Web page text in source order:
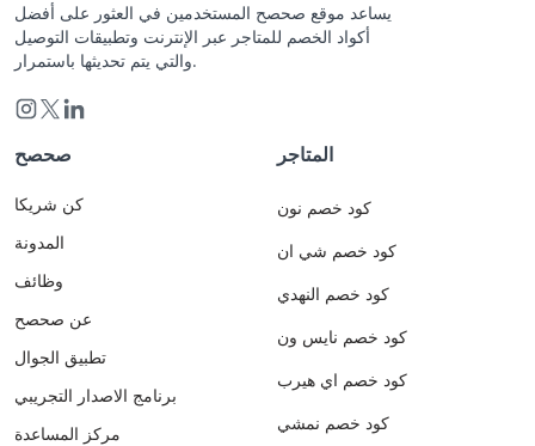
يساعد موقع صحصح المستخدمين في العثور على أفضل
أكواد الخصم للمتاجر عبر الإنترنت وتطبيقات التوصيل
والتي يتم تحديثها باستمرار.
صحصح
كن شريكا
المدونة
وظائف
عن صحصح
تطبيق الجوال
برنامج الاصدار التجريبي
مركز المساعدة
المتاجر
كود خصم نون
كود خصم شي ان
كود خصم النهدي
كود خصم نايس ون
كود خصم اي هيرب
كود خصم نمشي